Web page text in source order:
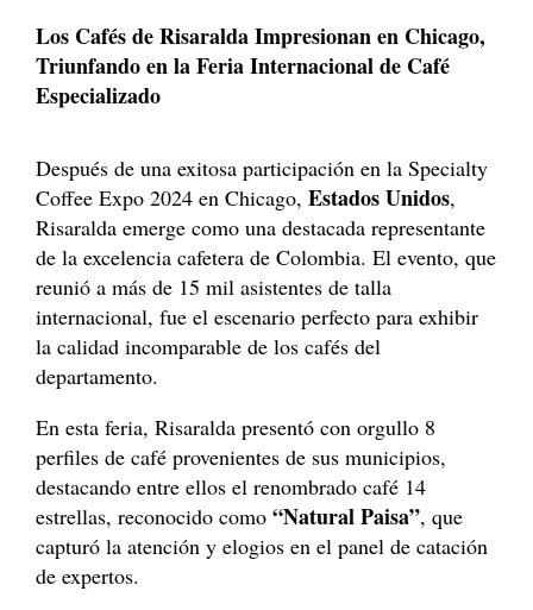
Los Cafés de Risaralda Impresionan en Chicago,
Triunfando en la Feria Internacional de Café
Especializado
Después de una exitosa participación en la Specialty
Coffee Expo 2024 en Chicago,Estados Unidos,
Risaralda emerge como una destacada representante
de la excelencia cafetera de Colombia. El evento, que
reunió a más de 15 mil asistentes de talla
internacional, fue el escenario perfecto para exhibir
la calidad incomparable de los cafés del
departamento.
En esta feria, Risaralda presentó con orgullo 8
perfiles de café provenientes de sus municipios,
destacando entre ellos el renombrado café 14
estrellas, reconocido como“Natural Paisa”, que
capturó la atención y elogios en el panel de catación
de expertos.